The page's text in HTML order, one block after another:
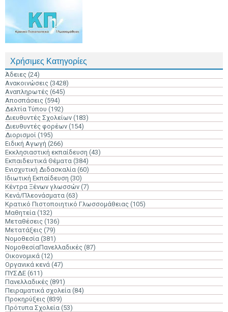
Χρήσιμες Κατηγορίες
Άδειες (24)
Ανακοινώσεις (3428)
Αναπληρωτές (645)
Αποσπάσεις (594)
Δελτία Τύπου (192)
Διευθυντές Σχολείων (183)
Διευθυντές φορέων (154)
Διορισμοί (195)
Ειδική Αγωγή (266)
Εκκλησιαστική εκπαίδευση (43)
Εκπαιδευτικά Θέματα (384)
Ενισχυτική Διδασκαλία (60)
Ιδιωτική Εκπαίδευση (30)
Κέντρα Ξένων γλωσσών (7)
Κενά/Πλεονάσματα (63)
Κρατικό Πιστοποιητικό Γλωσσομάθειας (105)
Μαθητεία (132)
Μεταθέσεις (136)
Μετατάξεις (79)
Νομοθεσία (381)
ΝομοθεσίαΠανελλαδικές (87)
Οικονομικά (12)
Οργανικά κενά (47)
ΠΥΣΔΕ (611)
Πανελλαδικές (891)
Πειραματικά σχολεία (84)
Προκηρύξεις (839)
Πρότυπα Σχολεία (53)